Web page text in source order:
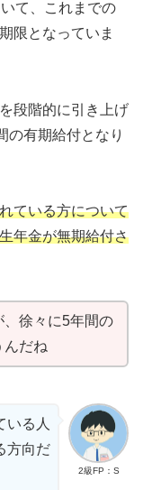
て、これまでの
限となっていま
段階的に引き上げ
の有期給付となり
ている方について
年金が無期給付さ
徐々に5年間の
んだね
2級FP：S
いる人
方向だ